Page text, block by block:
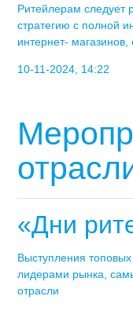
Ритейлерам следует
стратегию с полной
интернет-
10-11-2024, 14:22
«Дни
Выступления топовых
лидерами рынка,
отрасли